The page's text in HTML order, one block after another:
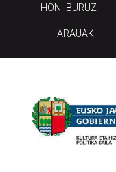
HONI BURUZ
ARAUAK